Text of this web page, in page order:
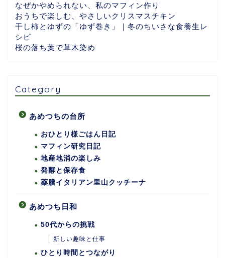
なぜかやめられない、私のマフィン作り
おうちで楽しむ、やさしいクリスマスチキン
干し柿とゆずの「ゆず巻き」｜冬のちいさな食養生レ
シピ
桜の落ち葉で草木染め
Category
あめつちの台所
おひとり様ごはん日記
マフィン研究日記
地産地消の楽しみ
発酵と保存食
薬膳イタリアン里山クッチーナ
あめつち日和
50代からの挑戦
新しい趣味と仕事
ひとり時間とつながり